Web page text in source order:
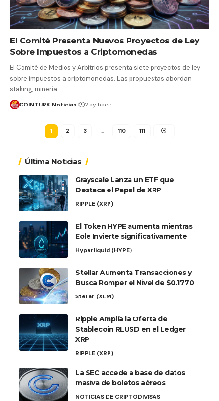
El Comité Presenta Nuevos Proyectos de Ley
Sobre Impuestos a Criptomonedas
El Comité de Medios y Arbitrios presenta siete proyectos de ley
sobre impuestos a criptomonedas. Las propuestas abordan
staking, minería…
COINTURK Noticias 2 ay hace
1 2 3 … 110 111
Última Noticias
Grayscale Lanza un ETF que
Destaca el Papel de XRP
RIPPLE (XRP)
El Token HYPE aumenta mientras
Eole Invierte significativamente
Hyperliquid (HYPE)
Stellar Aumenta Transacciones y
Busca Romper el Nivel de $0.1770
Stellar (XLM)
Ripple Amplía la Oferta de
Stablecoin RLUSD en el Ledger
XRP
RIPPLE (XRP)
La SEC accede a base de datos
masiva de boletos aéreos
NOTICIAS DE CRIPTODIVISAS